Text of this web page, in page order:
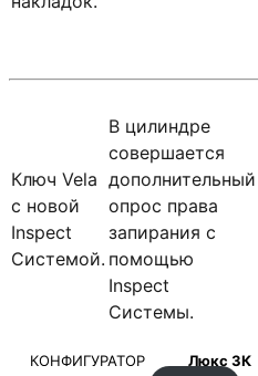
Ключ Vela
c новой
Inspect
Системой.
В цилиндре
совершается
дополнительный
опрос права
запирания с
помощью
Inspect
Системы.
КОНФИГУРАТОР Люкс 3К